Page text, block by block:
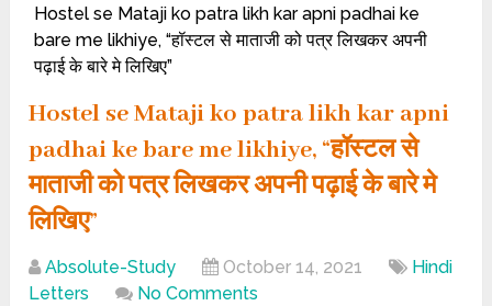
Hostel se Mataji ko patra likh kar apni padhai ke
bare me likhiye, “हॉस्टल से माताजी को पत्र लिखकर अपनी
पढ़ाई के बारे मे लिखिए”
Hostel se Mataji ko patra likh kar apni
padhai ke bare me likhiye, “हॉस्टल से
माताजी को पत्र लिखकर अपनी पढ़ाई के बारे मे
लिखिए”
Absolute-Study October 14, 2021
Hindi
Letters
No Comments